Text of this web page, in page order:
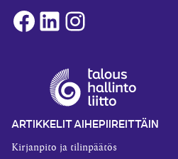
Facebook
LinkedInInstagram
ARTIKKELIT AIHEPIIREITTÄIN
Kirjanpito ja tilinpäätös